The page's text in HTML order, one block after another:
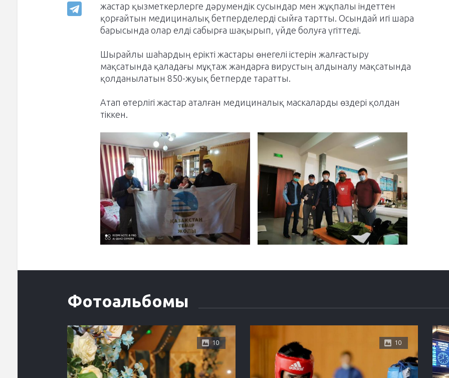
жастар қызметкерлерге дәрумендік сусындар мен жұқпалы індеттен
қорғайтын медициналық бетперделерді сыйға тартты. Осындай игі шара
барысында олар елді сабырға шақырып, үйде болуға үгіттеді.
Шырайлы шаһардың ерікті жастары өнегелі істерін жалғастыру
мақсатында қаладағы мұқтаж жандарға вирустың алдыналу мақсатында
қолданылатын 850-жуық бетперде таратты.
Атап өтерлігі жастар аталған медициналық маскаларды өздері қолдан
тіккен.
Фотоальбомы
10 10